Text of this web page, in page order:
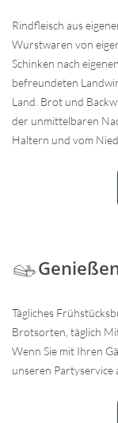
Rindfleisch aus
Wurstwaren von
Schinken nach
befreundeten
Land. Brot und
der unmittelbaren
Haltern und vom
Tägliches
Brotsorten, täglich
Wenn Sie mit Ihren
unseren Partyservice